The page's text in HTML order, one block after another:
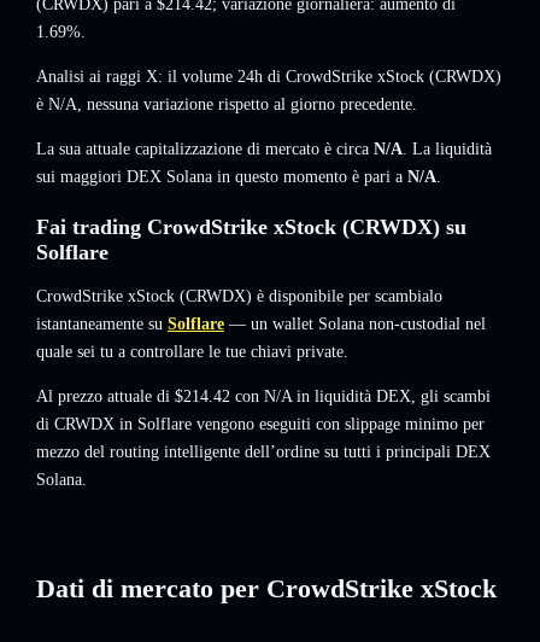
(CRWDX) pari a $214.42; variazione giornaliera: aumento di
1.69%.
Analisi ai raggi X: il volume 24h di CrowdStrike xStock (CRWDX)
è N/A, nessuna variazione rispetto al giorno precedente.
La sua attuale capitalizzazione di mercato è circa N/A. La liquidità
sui maggiori DEX Solana in questo momento è pari a N/A.
Fai trading CrowdStrike xStock (CRWDX) su
Solflare
CrowdStrike xStock (CRWDX) è disponibile per scambialo
istantaneamente su Solflare — un wallet Solana non-custodial nel
quale sei tu a controllare le tue chiavi private.
Al prezzo attuale di $214.42 con N/A in liquidità DEX, gli scambi
di CRWDX in Solflare vengono eseguiti con slippage minimo per
mezzo del routing intelligente dell’ordine su tutti i principali DEX
Solana.
Dati di mercato per CrowdStrike xStock